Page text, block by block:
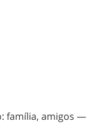
família, amigos —